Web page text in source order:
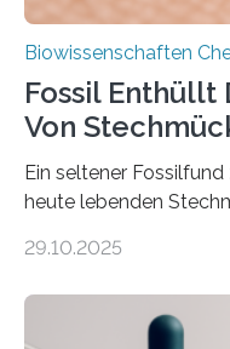
Biowissenschaften
Fossil Enthüllt
Von
Ein seltener
heute lebenden
Forschende die bisher
Region Kachin in
29.10.2025